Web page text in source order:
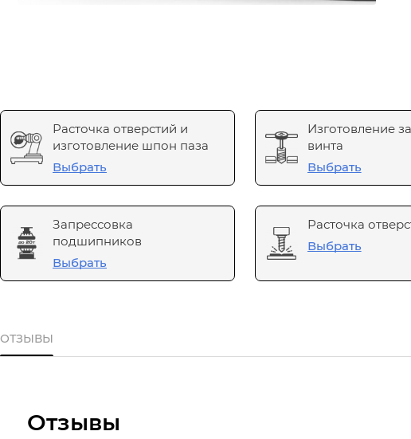
Расточка отверстий и
изготовление шпон паза
Выбрать
Изготовление
винта
Выбрать
Запрессовка
подшипников
Выбрать
Расточка
Выбрать
ОТЗЫВЫ
Отзывы